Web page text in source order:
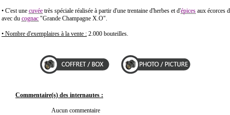
• C'est une cuvée très spéciale réalisée à partir d'une trentaine d'herbes et d'épices aux écorces
avec du cognac "Grande Champagne X.O".
• Nombre d'exemplaires à la vente : 2.000 bouteilles.
Commentaire(s) des internautes :
Aucun commentaire